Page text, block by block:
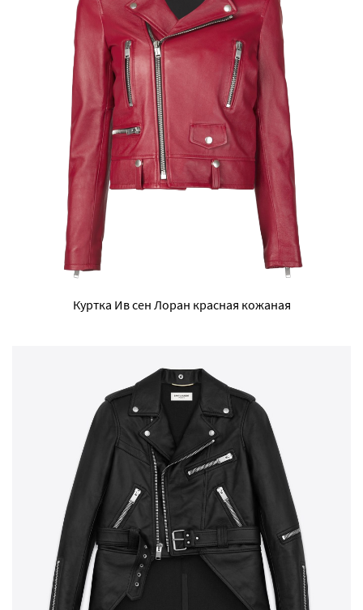
Куртка Ив сен Лоран красная кожаная